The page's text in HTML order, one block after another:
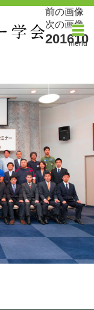
menu
前の画像
次の画像
201610